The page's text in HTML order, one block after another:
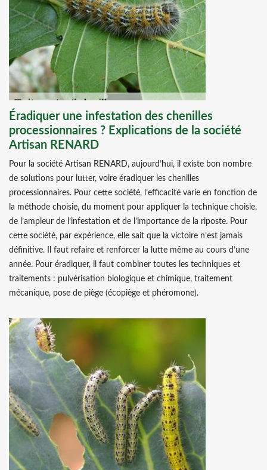
Éradiquer une infestation des chenilles
processionnaires ? Explications de la société
Artisan RENARD
Pour la société Artisan RENARD, aujourd’hui, il existe bon nombre
de solutions pour lutter, voire éradiquer les chenilles
processionnaires. Pour cette société, l’efficacité varie en fonction de
la méthode choisie, du moment pour appliquer la technique choisie,
de l’ampleur de l’infestation et de l’importance de la riposte. Pour
cette société, par expérience, elle sait que la victoire n’est jamais
définitive. Il faut refaire et renforcer la lutte même au cours d’une
année. Pour éradiquer, il faut combiner toutes les techniques et
traitements : pulvérisation biologique et chimique, traitement
mécanique, pose de piège (écopiège et phéromone).